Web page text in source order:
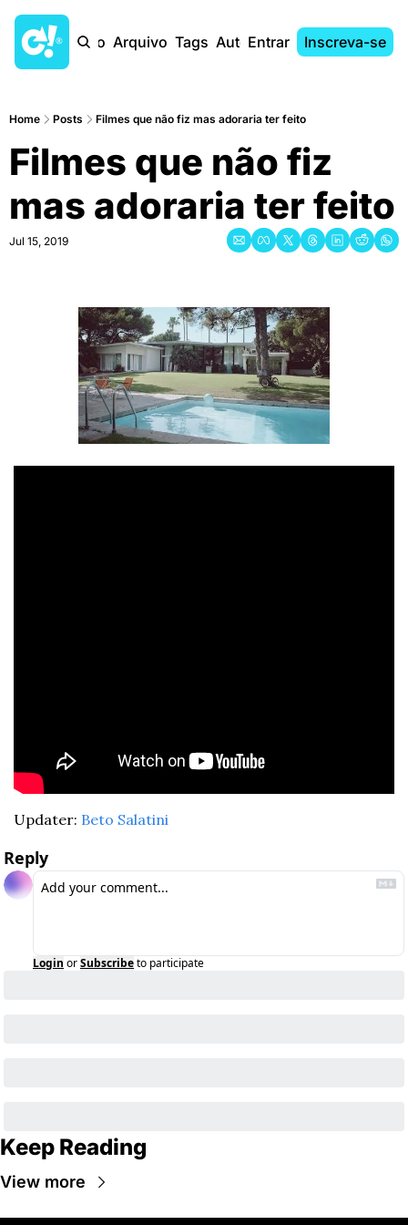
Início Arquivo Tags AutoresEntrar Inscreva-se
Home Posts Filmes que não fiz mas adoraria ter feito
Filmes que não fiz
mas adoraria ter feito
Jul 15, 2019
Updater: Beto Salatini
Reply
Login orSubscribeto participate
Keep Reading
View more